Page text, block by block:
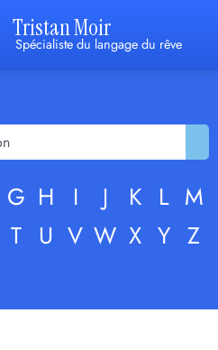
Tristan Moir
Spécialiste du langage du rêve
G H I J K L M
T U V W X Y Z